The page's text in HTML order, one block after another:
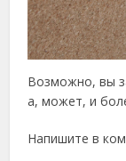
Возможно, вы
а, может, и
Напишите в